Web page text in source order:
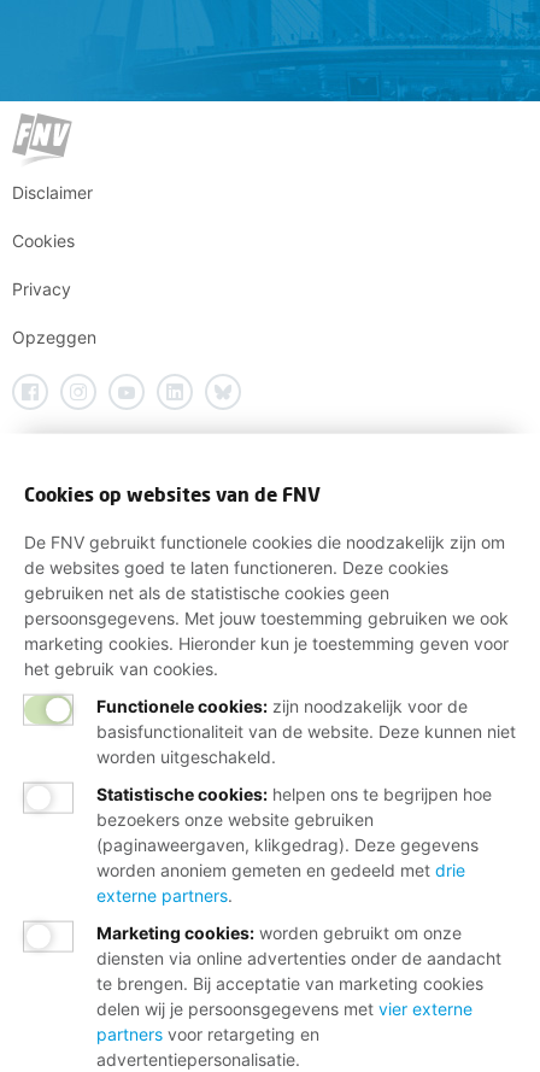
Disclaimer
Cookies
Privacy
Opzeggen
Cookies op websites van de FNV
De FNV gebruikt functionele cookies die noodzakelijk zijn om
de websites goed te laten functioneren. Deze cookies
gebruiken net als de statistische cookies geen
persoonsgegevens. Met jouw toestemming gebruiken we ook
marketing cookies. Hieronder kun je toestemming geven voor
het gebruik van cookies.
Functionele cookies: zijn noodzakelijk voor de
basisfunctionaliteit van de website. Deze kunnen niet
worden uitgeschakeld.
Statistische cookies: helpen ons te begrijpen hoe
bezoekers onze website gebruiken
(paginaweergaven, klikgedrag). Deze gegevens
worden anoniem gemeten en gedeeld met drie
externe partners.
Marketing cookies: worden gebruikt om onze
diensten via online advertenties onder de aandacht
te brengen. Bij acceptatie van marketing cookies
delen wij je persoonsgegevens met vier externe
partners voor retargeting en
advertentiepersonalisatie.